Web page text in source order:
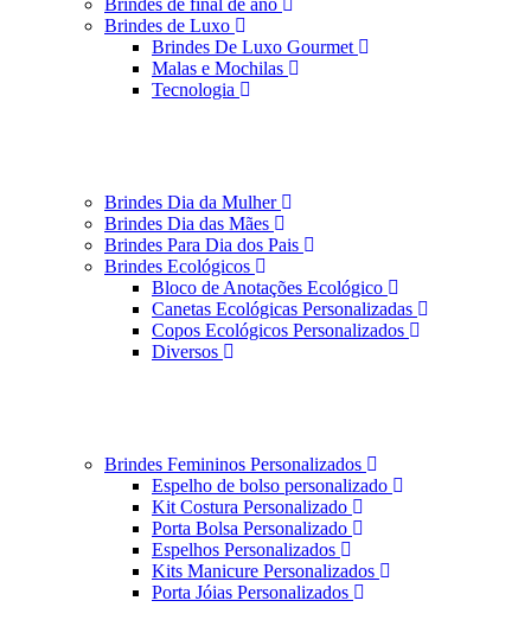
Brindes de final de ano
Brindes de Luxo
Brindes De Luxo Gourmet
Malas e Mochilas
Tecnologia
Brindes Dia da Mulher
Brindes Dia das Mães
Brindes Para Dia dos Pais
Brindes Ecológicos
Bloco de Anotações Ecológico
Canetas Ecológicas Personalizadas
Copos Ecológicos Personalizados
Diversos
Brindes Femininos Personalizados
Espelho de bolso personalizado
Kit Costura Personalizado
Porta Bolsa Personalizado
Espelhos Personalizados
Kits Manicure Personalizados
Porta Jóias Personalizados